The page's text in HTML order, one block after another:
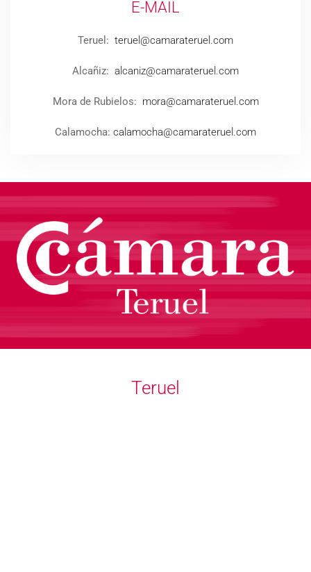
E-MAIL
Teruel: teruel@camarateruel.com
Alcañiz: alcaniz@camarateruel.com
Mora de Rubielos: mora@camarateruel.com
Calamocha: calamocha@camarateruel.com
Teruel